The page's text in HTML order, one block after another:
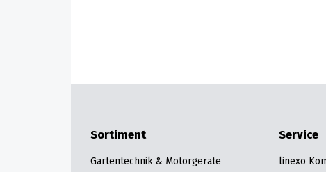
Sortiment
Gartentechnik & Motorgeräte
Service
linexo